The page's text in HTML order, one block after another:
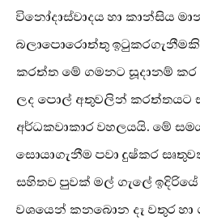
විනෝදාස්වාදය හා කාන්සිය
බලාපොරොත්තු
කරත්ත මේ ගමනට සූදානම් කර
ලද පොල් අතුවලින් කරත්තයට
අර්ධකවාකාර වහලයයි. මේ
සොයාගැනීම පවා දුෂ්කර
සහිතව පුවක් මල් ගැලේ
වශයෙන් කනබොන දෑ වතුර